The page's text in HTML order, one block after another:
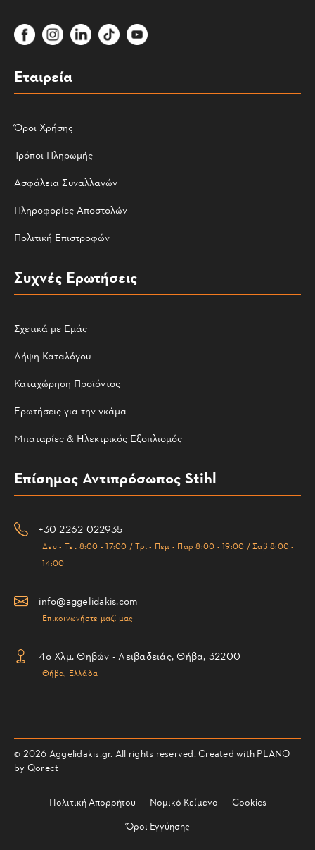
Εταιρεία
Όροι Χρήσης
Τρόποι Πληρωμής
Ασφάλεια Συναλλαγών
Πληροφορίες Αποστολών
Πολιτική Επιστροφών
Συχνές Ερωτήσεις
Σχετικά με Εμάς
Λήψη Καταλόγου
Καταχώρηση Προϊόντος
Ερωτήσεις για την γκάμα
Μπαταρίες & Ηλεκτρικός Εξοπλισμός
Επίσημος Αντιπρόσωπος Stihl
+30 2262 022935
Δευ - Τετ 8:00 - 17:00 / Τρι - Πεμ - Παρ 8:00 - 19:00 / Σαβ 8:00 -
14:00
info@aggelidakis.com
Επικοινωνήστε μαζί μας
4ο Χλμ. Θηβών - Λειβαδειάς, Θήβα, 32200
Θήβα, Ελλάδα
© 2026 Aggelidakis.gr. All rights reserved. Created with PLANO
by Qorect
Πολιτική Απορρήτου Νομικό Κείμενο
Cookies
Όροι Εγγύησης